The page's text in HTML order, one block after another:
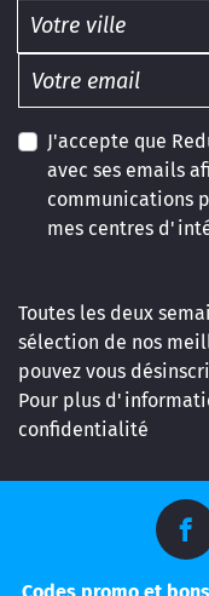
J'accepte que
avec ses emails
communications
mes centres
Toutes les deux
sélection de nos
pouvez vous
Pour plus
confidentialité